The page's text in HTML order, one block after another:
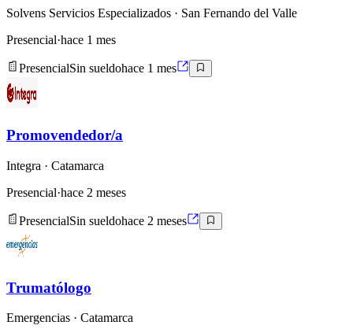
Solvens Servicios Especializados · San Fernando del Valle
Presencial·hace 1 mes
PresencialSin sueldohace 1 mes
Promovendedor/a
Integra · Catamarca
Presencial·hace 2 meses
PresencialSin sueldohace 2 meses
Trumatólogo
Emergencias · Catamarca